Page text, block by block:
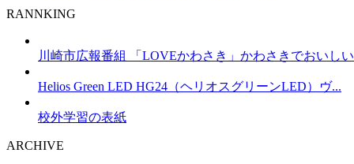
RANNKING
川崎市広報番組 「LOVEかわさき」かわさきでおいし
Helios Green LED HG24（ヘリオスグリーンLED）ヴ...
校外学習の表紙
ARCHIVE